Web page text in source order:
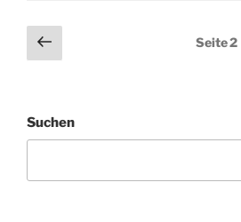
Seitennummerierung
der
Vorherige
Seite
Seite2
Suchen